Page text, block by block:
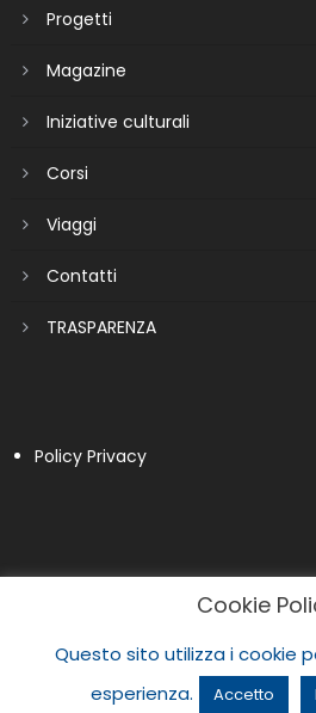
Progetti
Magazine
Iniziative culturali
Corsi
Viaggi
Contatti
TRASPARENZA
Policy Privacy
|Newspaper Lite by
Cookie
Questo sito utilizza i cookie
esperienza.
Accetto